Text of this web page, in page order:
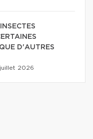
D'AUTRES
2026